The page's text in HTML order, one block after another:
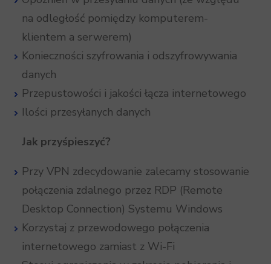
na odległość pomiędzy komputerem-
klientem a serwerem)
Konieczności szyfrowania i odszyfrowywania
danych
Przepustowości i jakości łącza internetowego
Ilości przesyłanych danych
Jak przyśpieszyć?
Przy VPN zdecydowanie zalecamy stosowanie
połączenia zdalnego przez RDP (Remote
Desktop Connection) Systemu Windows
Korzystaj z przewodowego połączenia
internetowego zamiast z Wi-Fi